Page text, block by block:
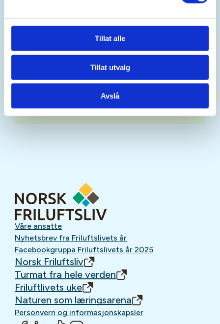
Tillat alle
Tillat utvalg
Avslå
Våre ansatte
Nyhetsbrev fra Friluftslivets år
Facebookgruppa Friluftslivets år 2025
Norsk Friluftsliv
Turmat fra hele verden
Friluftlivets uke
Naturen som læringsarena
Personvern og informasjonskapsler